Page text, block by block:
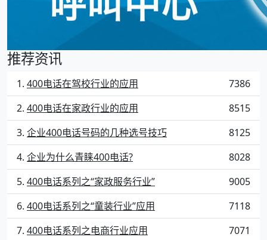
推荐资讯
400电话在驾校行业的应用
7386
400电话在家政行业的应用
8515
企业400电话号码的几种选号技巧
8125
企业为什么青睐400电话?
8028
400电话系列之“家政服务行业”
9005
400电话系列之“童装行业”应用
7118
400电话系列之电商行业应用
7071